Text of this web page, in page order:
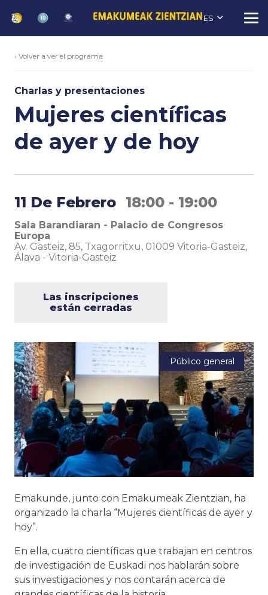
ES
‹ Volver a ver el programa
Charlas y presentaciones
Mujeres científicas
de ayer y de hoy
11 De Febrero 18:00 - 19:00
Sala Barandiaran - Palacio de Congresos
Europa
Av. Gasteiz, 85, Txagorritxu, 01009 Vitoria-Gasteiz,
Álava - Vitoria-Gasteiz
Las inscripciones
están cerradas
Público general
Emakunde, junto con Emakumeak Zientzian, ha
organizado la charla “Mujeres científicas de ayer y
hoy”.
En ella, cuatro científicas que trabajan en centros
de investigación de Euskadi nos hablarán sobre
sus investigaciones y nos contarán acerca de